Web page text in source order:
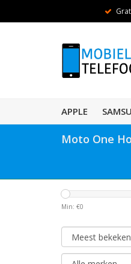
APPLE
Moto One
Min: €0